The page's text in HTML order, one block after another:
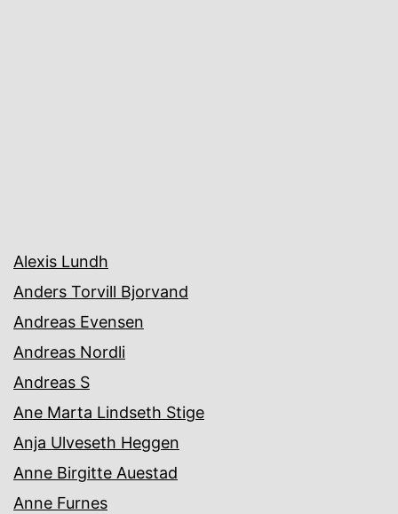
Alexis Lundh
Anders Torvill Bjorvand
Andreas Evensen
Andreas Nordli
Andreas S
Ane Marta Lindseth Stige
Anja Ulveseth Heggen
Anne Birgitte Auestad
Anne Furnes